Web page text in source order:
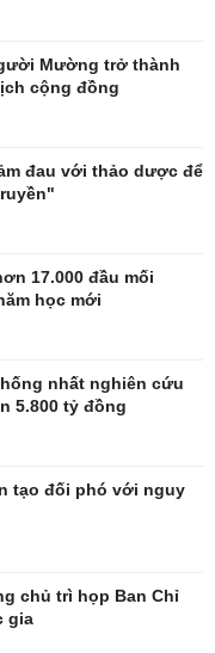
Tour
in
Mường trở thành
cộng đồng
đau với thảo dược để
17.000 đầu mối
học mới
nhất nghiên cứu
5.800 tỷ đồng
tạo đối phó với nguy
chủ trì họp Ban Chỉ
gia